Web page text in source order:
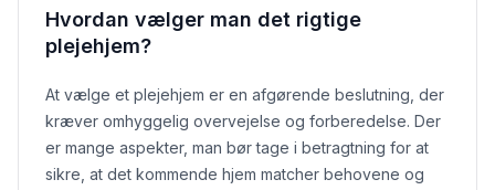
Hvordan vælger man det rigtige
plejehjem?
At vælge et plejehjem er en afgørende beslutning, der
kræver omhyggelig overvejelse og forberedelse. Der
er mange aspekter, man bør tage i betragtning for at
sikre, at det kommende hjem matcher behovene og